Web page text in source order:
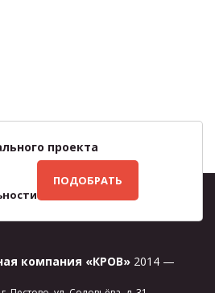
проекта
ПОДОБРАТЬ
компания «КРОВ» 2014 —